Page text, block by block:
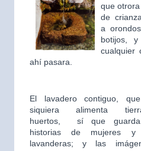
que
de
a
botijos,
cualquier
ahí pasara.
El lavadero contiguo,
siquiera alimenta
huertos,
sí que
historias de mujeres y
lavanderas; y las